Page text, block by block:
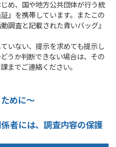
め、国や地方公共団体が行う統
』を携帯しています。またこの
査と記載された青いバッグ』
いない、提示を求めても提示し
うか判断できない場合は、その
までご連絡ください。
ただくために～
は、調査内容の保護